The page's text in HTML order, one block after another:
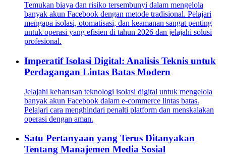
Temukan biaya dan risiko tersembunyi dalam mengelola
banyak akun Facebook dengan metode tradisional. Pelajari
mengapa isolasi, otomatisasi, dan keamanan sangat penting
untuk operasi yang efisien di tahun 2026 dan jelajahi solusi
profesional.
Imperatif Isolasi Digital: Analisis Teknis untuk
Perdagangan Lintas Batas Modern
Jelajahi keharusan teknologi isolasi digital untuk mengelola
banyak akun Facebook dalam e-commerce lintas batas.
Pelajari cara menghindari penalti platform dan menskalakan
operasi dengan aman.
Satu Pertanyaan yang Terus Ditanyakan
Tentang Manajemen Media Sosial